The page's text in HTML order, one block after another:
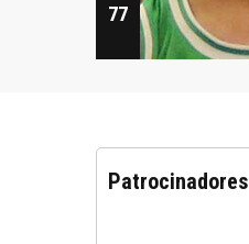
77
Patrocinadores